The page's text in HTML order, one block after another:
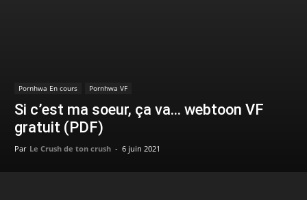
Pornhwa En cours Pornhwa VF
Si c’est ma soeur, ça va… webtoon VF
gratuit (PDF)
Par Le Crush de ton crush - 6 juin 2021